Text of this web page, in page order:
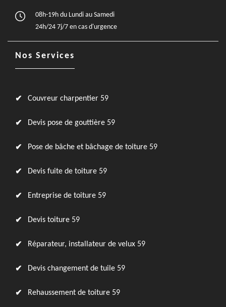
08h-19h du Lundi au Samedi
24h/24 7j/7 en cas d'urgence
Nos Services
Couvreur charpentier 59
Devis pose de gouttière 59
Pose de bâche et bâchage de toiture 59
Devis fuite de toiture 59
Entreprise de toiture 59
Devis toiture 59
Réparateur, installateur de velux 59
Devis changement de tuile 59
Rehaussement de toiture 59